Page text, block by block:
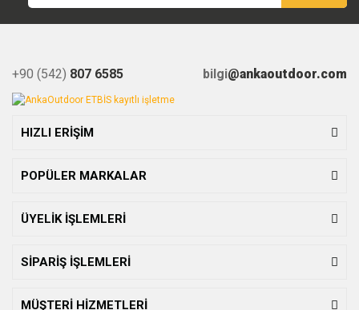
+90 (542) 807 6585 bilgi@ankaoutdoor.com
HIZLI ERİŞİM
POPÜLER MARKALAR
ÜYELİK İŞLEMLERİ
SİPARİŞ İŞLEMLERİ
MÜŞTERİ HİZMETLERİ